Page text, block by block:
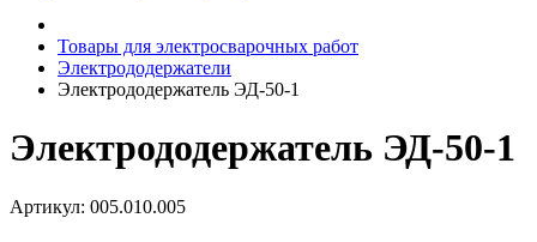
Товары для электросварочных работ
Электрододержатели
Электрододержатель ЭД-50-1
Электрододержатель ЭД-50-1
Артикул: 005.010.005